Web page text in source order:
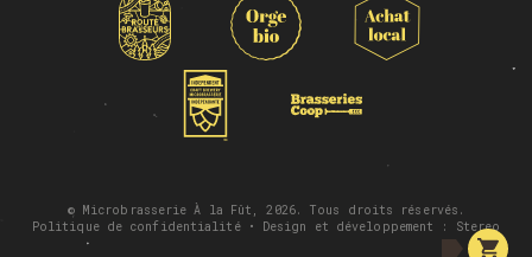
© Microbrasserie À la Fût, 2026. Tous droits réservés.
Politique de confidentialité• Design et développement : Stereo